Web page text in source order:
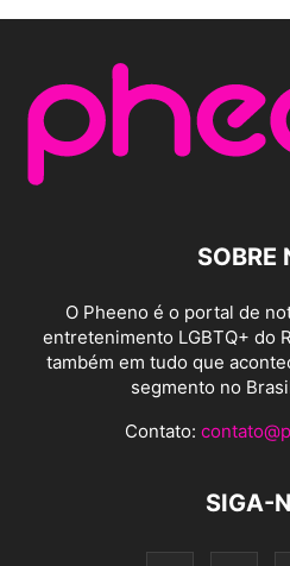
SOBRE
O Pheeno é o portal de
entretenimento LGBTQ+ do
também em tudo que
segmento no
Contato:
SIGA-